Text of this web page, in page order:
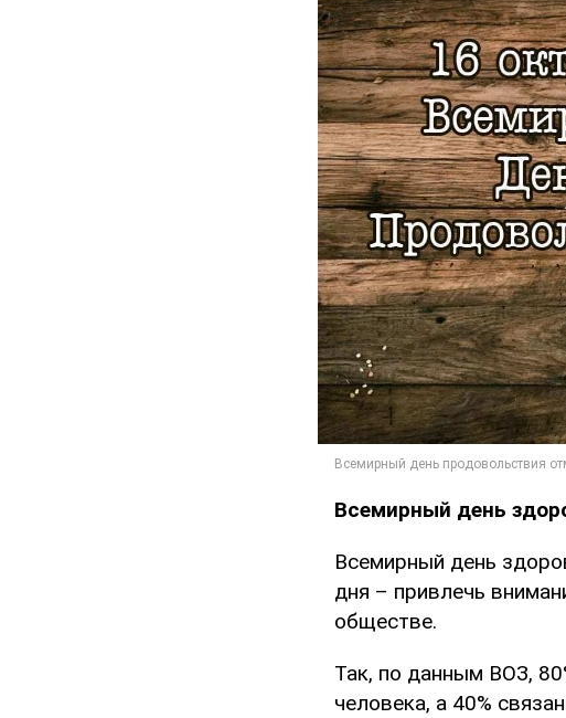
Всемирный день
Всемирный день
дня – привлечь
обществе.
Так, по данным ВОЗ,
человека, а 40%